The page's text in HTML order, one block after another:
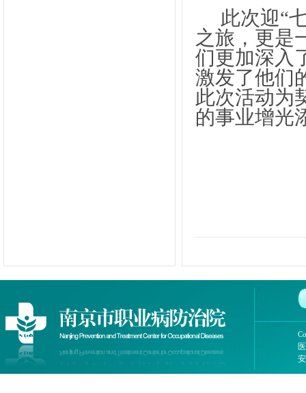
此次迎“
之旅，更是
们更加深入
激发了他们
此次活动为
的事业增光